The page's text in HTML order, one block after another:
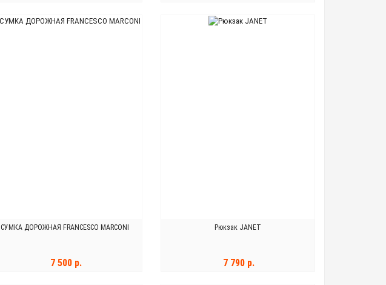
В КОРЗИНУ В КОРЗИНУ
СУМКА ДОРОЖНАЯ FRANCESCO MARCONI
7 500 р.
Рюкзак JANET
7 790 р.